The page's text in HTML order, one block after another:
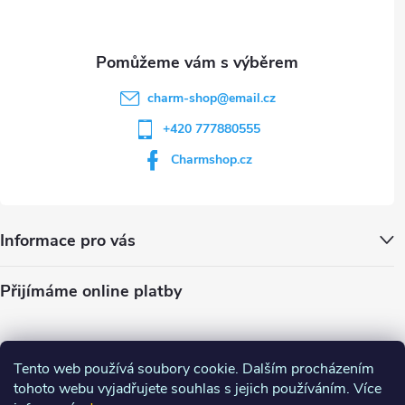
Tento web používá soubory cookie. Dalším procházením
tohoto webu vyjadřujete souhlas s jejich používáním. Více
charm-shop@email.cz
+420 777880555
Charmshop.cz
Informace pro vás
Přijímáme online platby